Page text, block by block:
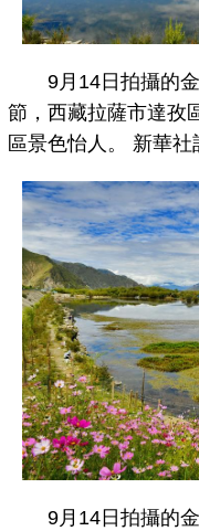
9月14日拍攝的金
節，西藏拉薩市達孜
區景色怡人。 新華
9月14日拍攝的金